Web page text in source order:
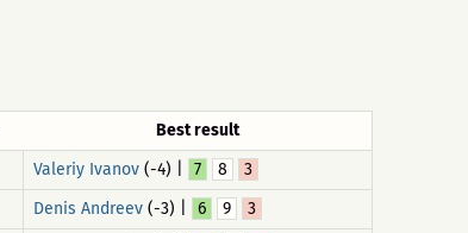
Best result
Valeriy Ivanov (-4) | 7 8
3
Denis Andreev (-3) | 6 9
3